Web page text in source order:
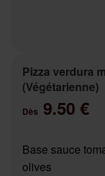
Pizza verdura
(Végétarienne)
Dès 9.50 €
Base sauce
olives